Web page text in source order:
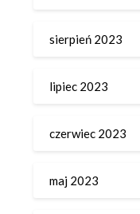
sierpień 2023
lipiec 2023
czerwiec 2023
maj 2023